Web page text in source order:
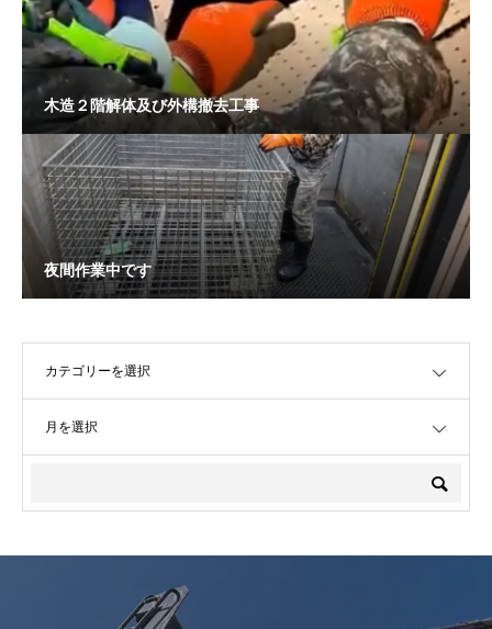
木造２階解体及び外構撤去工事
夜間作業中です